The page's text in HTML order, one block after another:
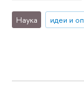
Наука идеи и